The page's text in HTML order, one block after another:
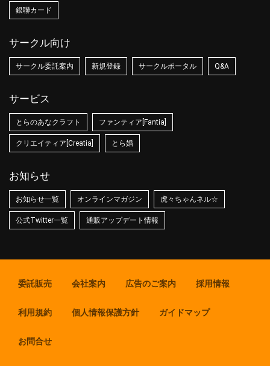
銀聯カード
サークル向け
サークル委託案内 新規登録 サークルポータル Q&A
サービス
とらのあなクラフト ファンティア[Fantia]
クリエイティア[Creatia] とら婚
お知らせ
お知らせ一覧 オンラインマガジン 虎々ちゃんネル☆
公式Twitter一覧 通販アップデート情報
委託販売 会社案内 広告のご案内 採用情報
利用規約 個人情報保護方針 ガイドマップ
お問合せ